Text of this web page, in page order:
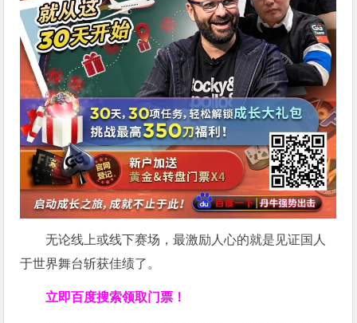
无论线上或线下赛场，最激励人心的就是见证国人
于世界舞台斩获佳绩了。
立即百度搜索领取门票！